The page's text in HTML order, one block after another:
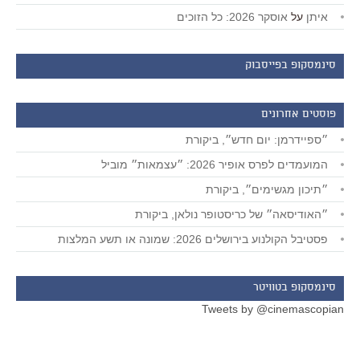
איתן על אוסקר 2026: כל הזוכים
סינמסקופ בפייסבוק
פוסטים אחרונים
״ספיידרמן: יום חדש״, ביקורת
המועמדים לפרס אופיר 2026: ״עצמאות״ מוביל
״תיכון מגשימים״, ביקורת
״האודיסאה״ של כריסטופר נולאן, ביקורת
פסטיבל הקולנוע בירושלים 2026: שמונה או תשע המלצות
סינמסקופ בטוויטר
Tweets by @cinemascopian